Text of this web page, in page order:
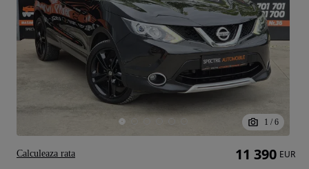
1 / 6
11 390 EUR
Calculeaza rata